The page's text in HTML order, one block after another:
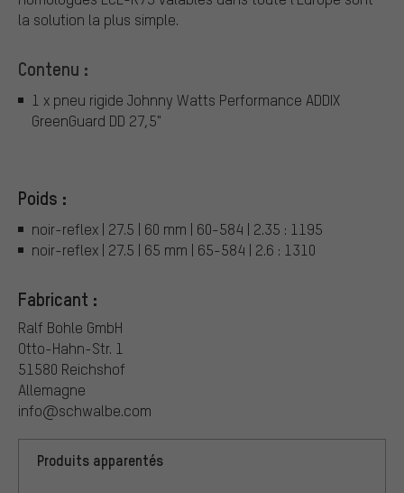
la solution la plus simple.
Contenu :
1 x pneu rigide Johnny Watts Performance ADDIX
GreenGuard DD 27,5"
Poids :
noir-reflex | 27.5 | 60 mm | 60-584 | 2.35 : 1195
noir-reflex | 27.5 | 65 mm | 65-584 | 2.6 : 1310
Fabricant :
Ralf Bohle GmbH
Otto-Hahn-Str. 1
51580 Reichshof
Allemagne
info@schwalbe.com
Produits apparentés